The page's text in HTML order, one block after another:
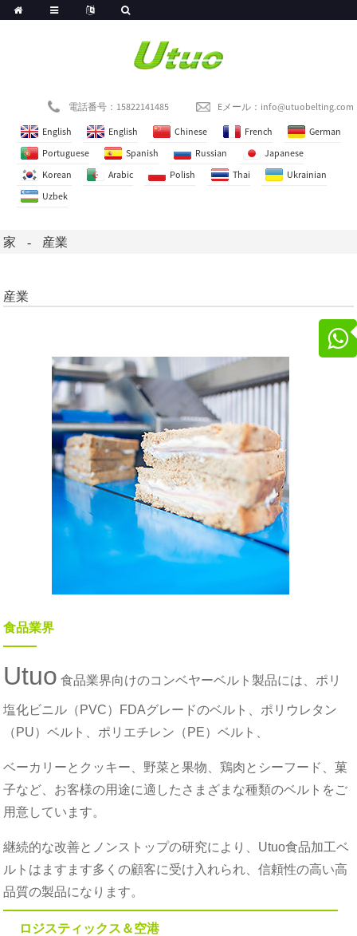
電話番号：15822141485 Eメール： info@utuobelting.com
English English Chinese French
German
Portuguese
Spanish Russian
Japanese
Korean
Arabic Polish Thai
Ukrainian
Uzbek
家 産業
産業
食品業界
Utuo 食品業界向けのコンベヤーベルト製品には、ポリ
塩化ビニル（PVC）FDAグレードのベルト、ポリウレタン
（PU）ベルト、ポリエチレン（PE）ベルト、
ベーカリーとクッキー、野菜と果物、鶏肉とシーフード、菓
子など、お客様の用途に適したさまざまな種類のベルトをご
用意しています。
継続的な改善とノンストップの研究により、Utuo食品加工ベ
ルトはますます多くの顧客に受け入れられ、信頼性の高い高
品質の製品になります。
ロジスティックス＆空港
